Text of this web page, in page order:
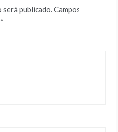
será publicado.Campos
*